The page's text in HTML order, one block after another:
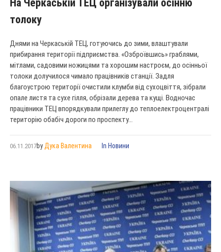
На Черкаській ТЕЦ організували осінню
толоку
Днями на Черкаській ТЕЦ, готуючись до зими, влаштували
прибирання території підприємства. «Озброївшись» граблями,
мітлами, садовими ножицями та хорошим настроєм, до осінньої
толоки долучилося чимало працівників станції. Задля
благоустрою території очистили клумби від сухоцвіття, зібрали
опале листя та сухе гілля, обрізали дерева та кущі. Водночас
працівники ТЕЦ впорядкували прилеглу до теплоелектроцентралі
територію обабіч дороги по проспекту...
06.11.2017by Дука Валентина In Новини